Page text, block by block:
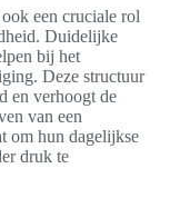
een cruciale rol
Duidelijke
bij het
Deze structuur
en verhoogt de
van een
om hun dagelijkse
druk te